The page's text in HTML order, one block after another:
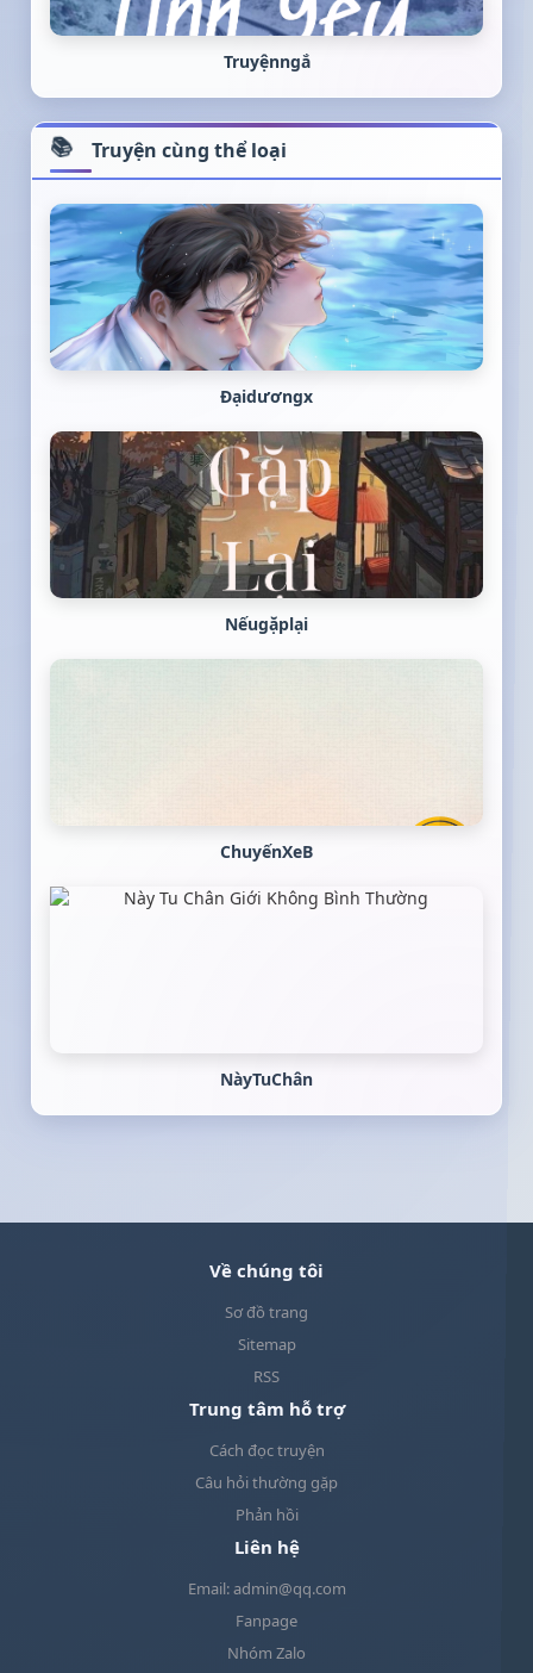
Truyệnngắ
Truyện cùng thể loại
Đạidươngx
Nếugặplại
ChuyếnXeB
NàyTuChân
Về chúng tôi
Sơ đồ trang
Sitemap
RSS
Trung tâm hỗ trợ
Cách đọc truyện
Câu hỏi thường gặp
Phản hồi
Liên hệ
Email: admin@qq.com
Fanpage
Nhóm Zalo